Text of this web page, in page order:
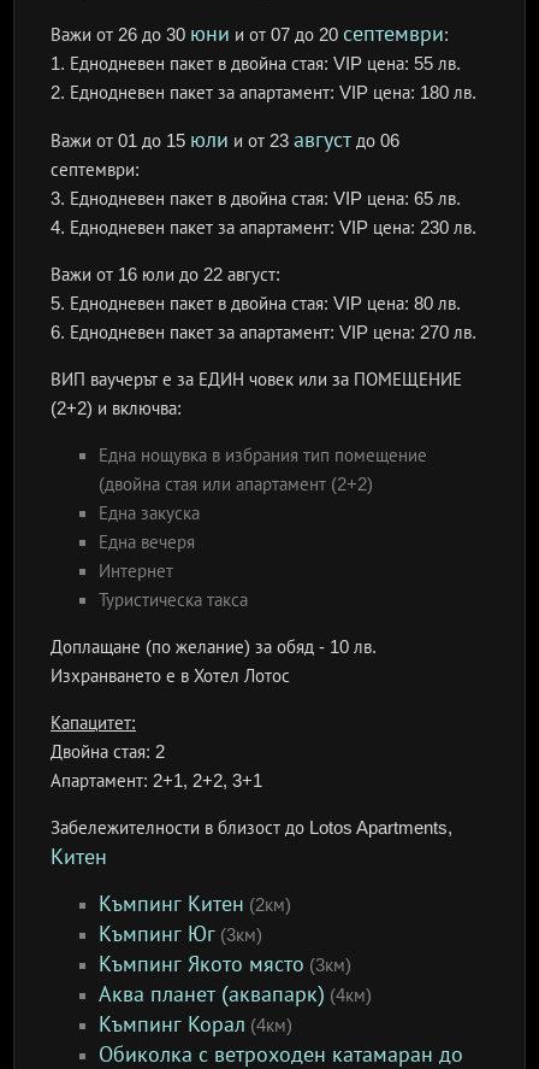
Важи от 26 до 30 юни и от 07 до 20 септември:
1. ​Еднодневен пакет в двойна стая: VIP цена: 55 лв.
2. ​Еднодневен пакет за апартамент: VIP цена: 180 лв.
Важи от 01 до 15 юли и от 23августдо 06
септември:
3. ​Еднодневен пакет в двойна стая: VIP цена: 65 лв.
4. ​Еднодневен пакет за апартамент: VIP цена: 230 лв.
Важи от 16 юли до 22 август:
5. ​Еднодневен пакет в двойна стая: VIP цена: 80 лв.
6. ​Еднодневен пакет за апартамент: VIP цена: 270 лв.
ВИП ваучерът е за ЕДИН човек или за ПОМЕЩЕНИЕ
(2+2) и включва:
Една нощувка в избрания тип помещение
(двойна стая или апартамент (2+2)
Една закуска
Една вечеря
Интернет
Туристическа такса
Доплащане (по желание) за обяд - 10 лв.
Изхранването е в Хотел Лотос
Капацитет:
Двойна стая: 2
Апартамент: 2+1, 2+2, 3+1
Забележителности в близост до Lotos Apartments,
Китен
Къмпинг Китен (2км)
Къмпинг Юг (3км)
Къмпинг Якото място (3км)
Аква планет (аквапарк) (4км)
Къмпинг Корал (4км)
Обиколка с ветроходен катамаран до